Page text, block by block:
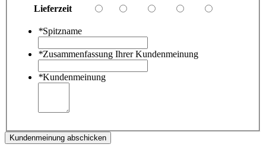
Lieferzeit
*Spitzname
*Zusammenfassung Ihrer Kundenmeinung
*Kundenmeinung
Kundenmeinung abschicken